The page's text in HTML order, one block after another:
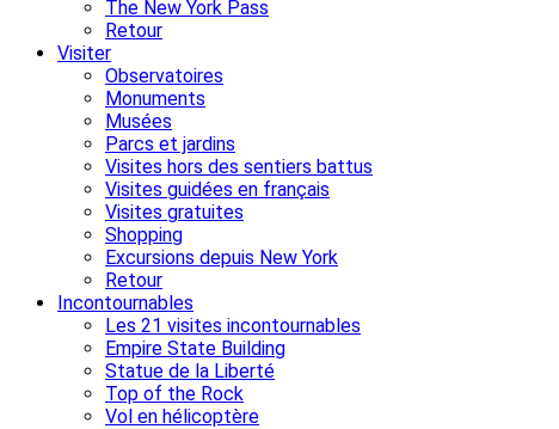
The New York Pass
Retour
Visiter
Observatoires
Monuments
Musées
Parcs et jardins
Visites hors des sentiers battus
Visites guidées en français
Visites gratuites
Shopping
Excursions depuis New York
Retour
Incontournables
Les 21 visites incontournables
Empire State Building
Statue de la Liberté
Top of the Rock
Vol en hélicoptère